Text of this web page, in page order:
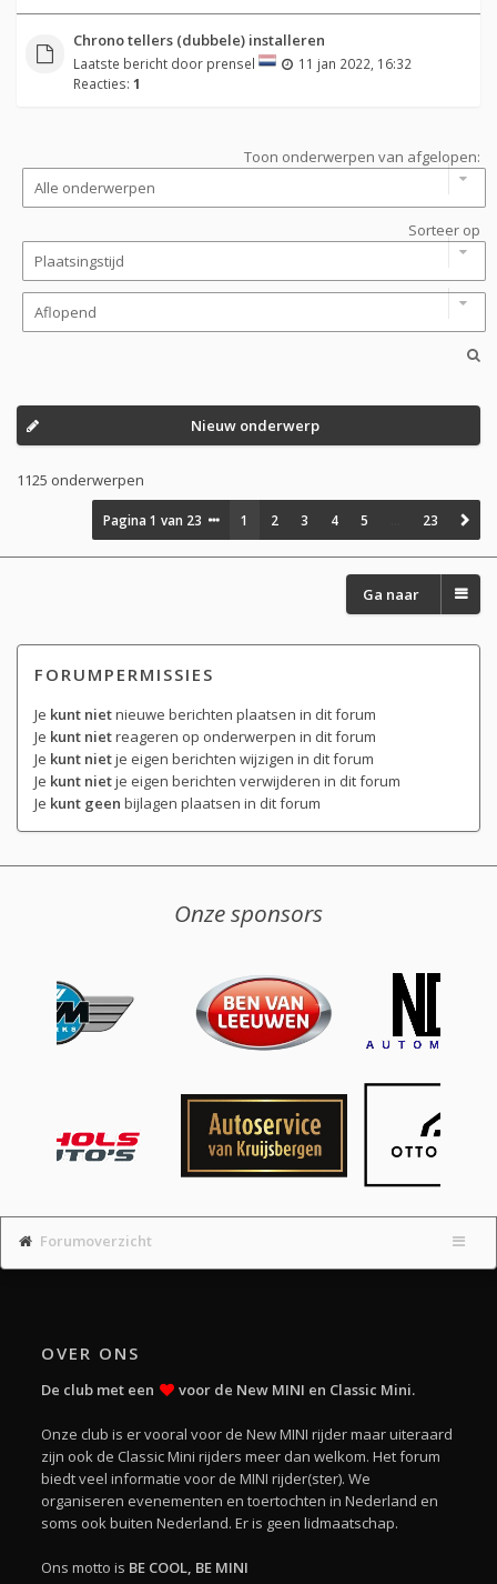
Chrono tellers (dubbele) installeren
Laatste bericht door prensel
11 jan 2022, 16:32
Reacties: 1
Toon onderwerpen van afgelopen:
Sorteer op
Nieuw onderwerp
1125 onderwerpen
Pagina1 van 23 1 2 3 4 5 23
Ga naar
FORUMPERMISSIES
Je kunt nietnieuwe berichten plaatsen in dit forum
Je kunt nietreageren op onderwerpen in dit forum
Je kunt nietje eigen berichten wijzigen in dit forum
Je kunt nietje eigen berichten verwijderen in dit forum
Je kunt geen bijlagen plaatsen in dit forum
Onze sponsors
Forumoverzicht
OVER ONS
De club met een voor de New MINI en Classic Mini.
Onze club is er vooral voor de New MINI rijder maar uiteraard
zijn ook de Classic Mini rijders meer dan welkom. Het forum
biedt veel informatie voor de MINI rijder(ster). We
organiseren evenementen en toertochten in Nederland en
soms ook buiten Nederland. Er is geen lidmaatschap.
Ons motto is BE COOL, BE MINI